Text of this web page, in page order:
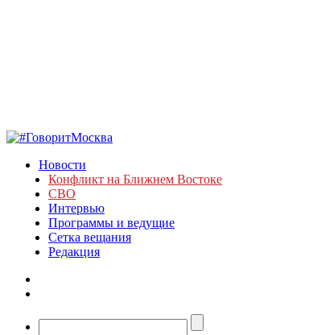
Новости
Конфликт на Ближнем Востоке
СВО
Интервью
Программы и ведущие
Сетка вещания
Редакция